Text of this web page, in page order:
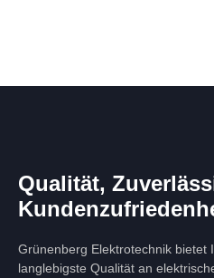
Qualität,
Grünenberg Elektrotechnik bietet
langlebigste Qualität an